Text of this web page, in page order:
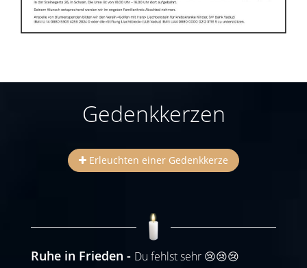
Gedenkkerzen
Erleuchten einer Gedenkkerze
Ruhe in Frieden Du fehlst sehr 😢😢😢